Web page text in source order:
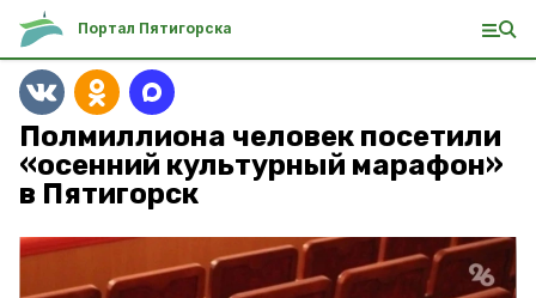
Портал Пятигорска
Полмиллиона человек посетили
«осенний культурный марафон»
в Пятигорск